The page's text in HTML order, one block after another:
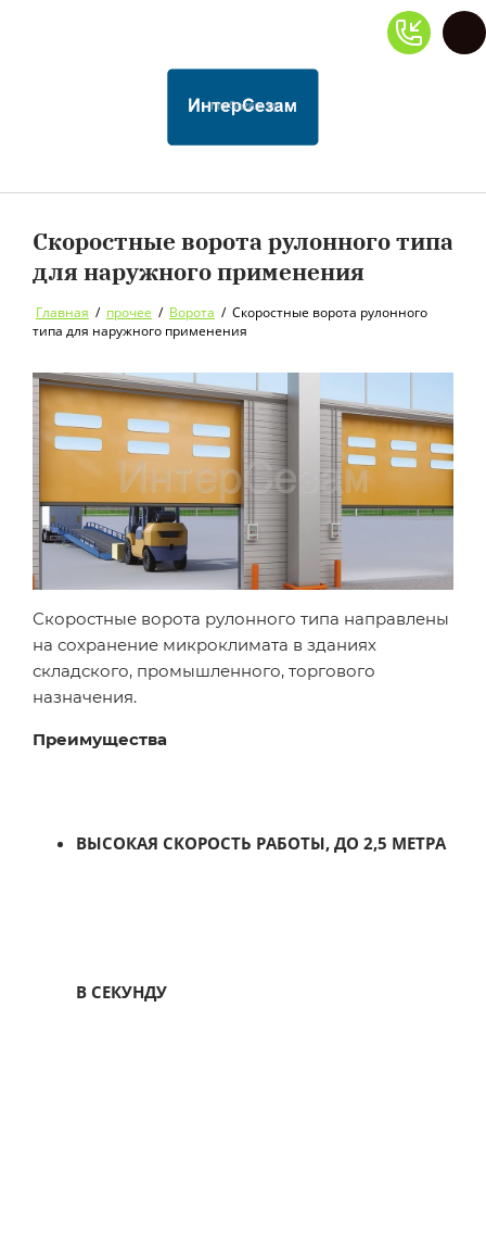
Скоростные ворота рулонного типа
для наружного применения
Главная / прочее / Ворота / Скоростные ворота рулонного
типа для наружного применения
Скоростные ворота рулонного типа направлены
на сохранение микроклимата в зданиях
складского, промышленного, торгового
назначения.
Преимущества
ВЫСОКАЯ СКОРОСТЬ РАБОТЫ, ДО 2,5 МЕТРА
В СЕКУНДУ